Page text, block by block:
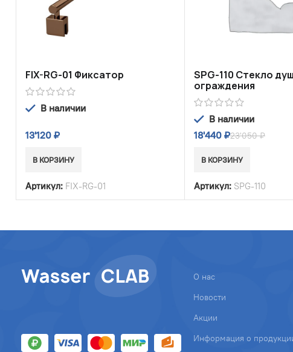
FIX-RG-01 Фиксатор
В наличии
13'120 ₽
В КОРЗИНУ
Артикул: FIX-RG-01
SPG-110 Стекло
ограждения
В наличии
18'440 ₽23'050₽
В КОРЗИНУ
Артикул: SPG-110
О нас
Новости
Акции
Информация о